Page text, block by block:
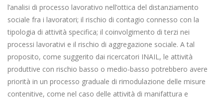
l’analisi di processo lavorativo nell’ottica del distanziamento
sociale fra i lavoratori; il rischio di contagio connesso con la
tipologia di attività specifica; il coinvolgimento di terzi nei
processi lavorativi e il rischio di aggregazione sociale. A tal
proposito, come suggerito dai ricercatori INAIL, le attività
produttive con rischio basso o medio-basso potrebbero avere
priorità in un processo graduale di rimodulazione delle misure
contenitive, come nel caso delle attività di manifattura e